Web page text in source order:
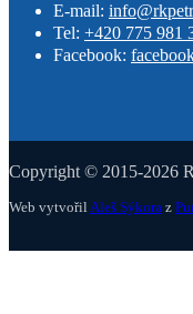
E-mail:
Tel: +420 775 981
Facebook:
Copyright © 2015-2026
Web vytvořil Aleš Sýkora z